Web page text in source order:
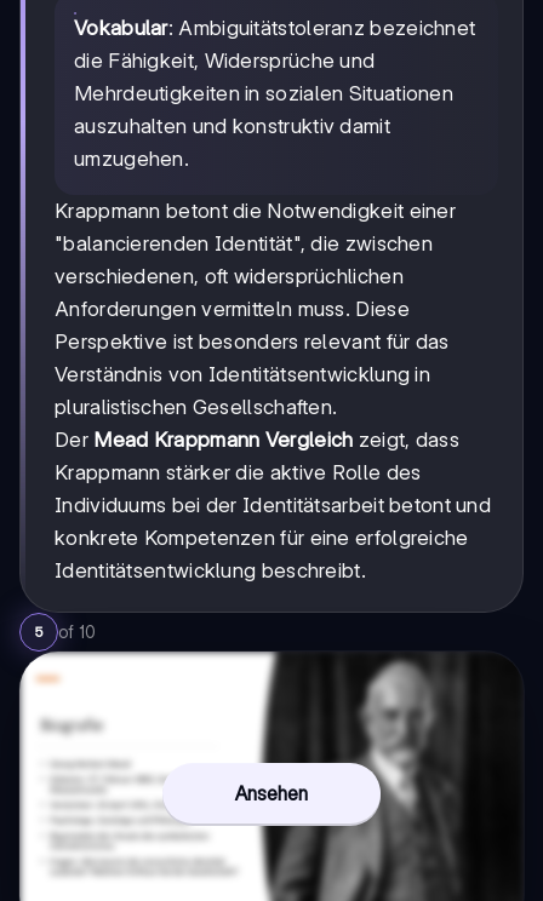
Vokabular: Ambiguitätstoleranz bezeichnet
die Fähigkeit, Widersprüche und
Mehrdeutigkeiten in sozialen Situationen
auszuhalten und konstruktiv damit
umzugehen.
Krappmann betont die Notwendigkeit einer
"balancierenden Identität", die zwischen
verschiedenen, oft widersprüchlichen
Anforderungen vermitteln muss. Diese
Perspektive ist besonders relevant für das
Verständnis von Identitätsentwicklung in
pluralistischen Gesellschaften.
Der Mead Krappmann Vergleich zeigt, dass
Krappmann stärker die aktive Rolle des
Individuums bei der Identitätsarbeit betont und
konkrete Kompetenzen für eine erfolgreiche
Identitätsentwicklung beschreibt.
5 of 10
Ansehen